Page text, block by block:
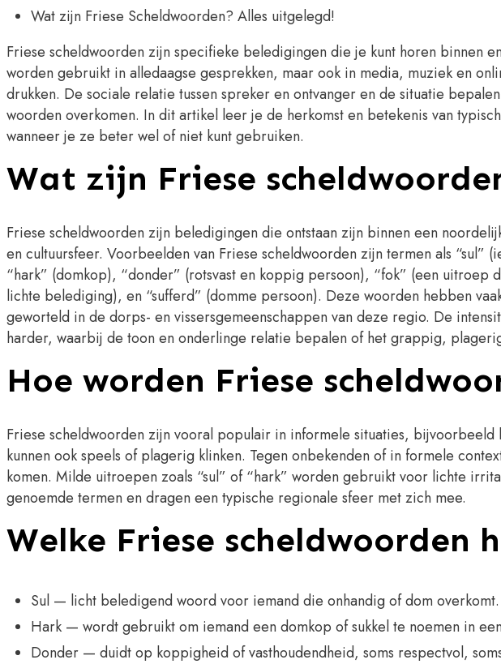
Wat zijn Friese Scheldwoorden? Alles uitgelegd!
Friese scheldwoorden zijn specifieke beledigingen die je kunt horen binnen
worden gebruikt in alledaagse gesprekken, maar ook in media, muziek en
drukken. De sociale relatie tussen spreker en ontvanger en de situatie
woorden overkomen. In dit artikel leer je de herkomst en betekenis van
wanneer je ze beter wel of niet kunt gebruiken.
Wat zijn Friese
Friese scheldwoorden zijn beledigingen die ontstaan zijn binnen een
en cultuursfeer. Voorbeelden van Friese scheldwoorden zijn termen als “sul”
“hark” (domkop), “donder” (rotsvast en koppig persoon), “fok” (een uitroep
lichte belediging), en “sufferd” (domme persoon). Deze woorden hebben
geworteld in de dorps- en vissersgemeenschappen van deze regio. De
harder, waarbij de toon en onderlinge relatie bepalen of het grappig,
Hoe worden Friese
Friese scheldwoorden zijn vooral populair in informele situaties,
kunnen ook speels of plagerig klinken. Tegen onbekenden of in formele
komen. Milde uitroepen zoals “sul” of “hark” worden gebruikt voor lichte
genoemde termen en dragen een typische regionale sfeer met zich mee.
Welke Friese scheldwoorden
Sul — licht beledigend woord voor iemand die onhandig of dom overkomt.
Hark — wordt gebruikt om iemand een domkop of sukkel te noemen in
Donder — duidt op koppigheid of vasthoudendheid, soms respectvol,